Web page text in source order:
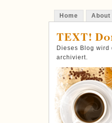
Home About
TEXT!
Dieses Blog
archiviert.